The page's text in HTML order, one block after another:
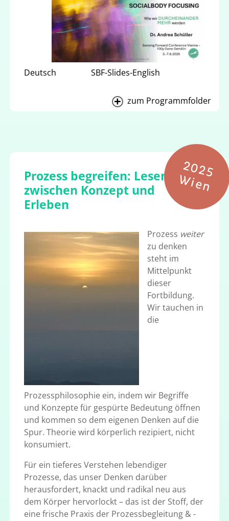
Deutsch SBF-Slides-English
zum Programmfolder
2
0
2
5
W
i
e
n
Prozess begreifen: Lesen
zwischen Konzept und
Erleben
Prozess weiter
zu denken
steht im
Mittelpunkt
dieser
Fortbildung.
Wir tauchen in
die
Prozessphilosophie ein, indem wir Begriffe
und Konzepte für gespürte Bedeutung öffnen
und kommen so dem eigenen Denken auf die
Spur. Theorie wird körperlich rezipiert, nicht
konsumiert.
Für ein tieferes Verstehen lebendiger
Prozesse, das unser Denken darüber
herausfordert, knackt und radikal neu aus
dem Körper hervorlockt – das ist der Stoff, der
eine frische Praxis der Prozessbegleitung & -